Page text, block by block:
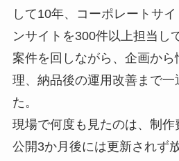
して10年、コーポレートサ
ンサイトを300件以上担当し
案件を回しながら、企画から
理、納品後の運用改善まで一
た。
現場で何度も見たのは、制
公開3か月後には更新されず